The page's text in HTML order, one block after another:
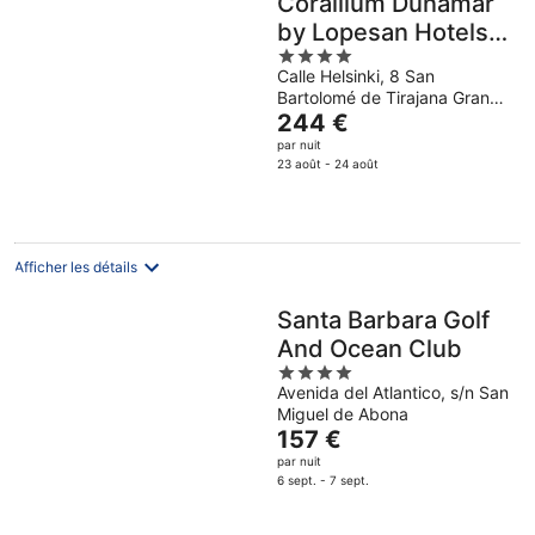
by Lopesan Hotels -
Adults Only
4
out
of
5
Calle Helsinki, 8 San
Bartolomé de Tirajana Gran
Canaria
Le
prix
est
par
244 €
par nuit
23 août - 24 août
Afficher les détails
Santa Barbara Golf
And Ocean Club
4
out
of
5
Avenida del Atlantico, s/n San
Miguel de Abona
Le
prix
est
157 €
par nuit
6 sept. - 7 sept.